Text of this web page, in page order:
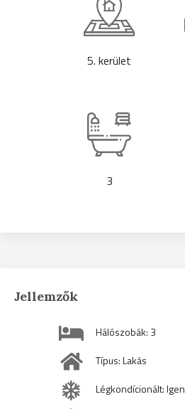
5. kerület
3
Jellemzők
Hálószobák: 3
Típus: Lakás
Légkondícionált: Igen